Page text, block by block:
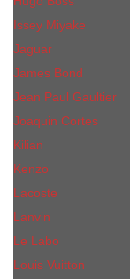
Issey Miyake
Jaguar
James Bond
Jean Paul Gaultier
Joaquin Сortes
Kilian
Kenzo
Lacoste
Lanvin
Le Labo
Louis Vuitton